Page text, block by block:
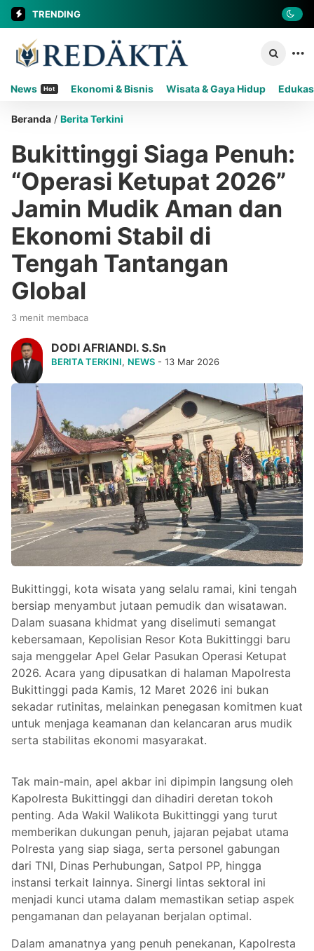
TRENDING
News Hot Ekonomi & Bisnis Wisata & Gaya Hidup
Beranda / Berita Terkini
Bukittinggi Siaga Penuh:
“Operasi Ketupat 2026”
Jamin Mudik Aman dan
Ekonomi Stabil di
Tengah Tantangan
Global
3 menit membaca
DODI AFRIANDI. S.Sn
BERITA TERKINI, NEWS - 13 Mar 2026
Bukittinggi, kota wisata yang selalu ramai, kini tengah
bersiap menyambut jutaan pemudik dan wisatawan.
Dalam suasana khidmat yang diselimuti semangat
kebersamaan, Kepolisian Resor Kota Bukittinggi baru
saja menggelar Apel Gelar Pasukan Operasi Ketupat
2026. Acara yang dipusatkan di halaman Mapolresta
Bukittinggi pada Kamis, 12 Maret 2026 ini bukan
sekadar rutinitas, melainkan penegasan komitmen kuat
untuk menjaga keamanan dan kelancaran arus mudik
serta stabilitas ekonomi masyarakat.
Tak main-main, apel akbar ini dipimpin langsung oleh
Kapolresta Bukittinggi dan dihadiri deretan tokoh
penting. Ada Wakil Walikota Bukittinggi yang turut
memberikan dukungan penuh, jajaran pejabat utama
Polresta yang siap siaga, serta personel gabungan
dari TNI, Dinas Perhubungan, Satpol PP, hingga
instansi terkait lainnya. Sinergi lintas sektoral ini
menjadi kunci utama dalam memastikan setiap aspek
pengamanan dan pelayanan berjalan optimal.
Dalam amanatnya yang penuh penekanan, Kapolresta